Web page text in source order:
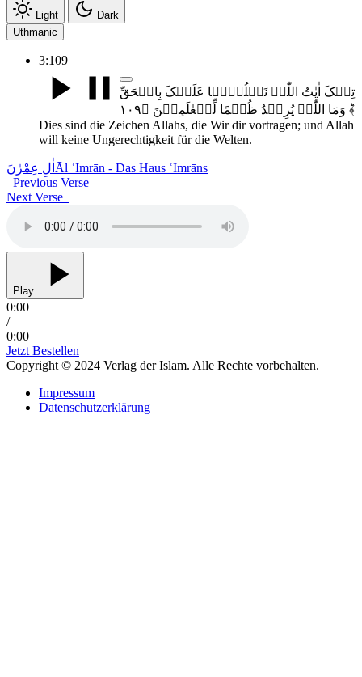
Light
Dark
Uthmanic
3:109
تِلۡکَ اٰیٰتُ اللّٰہِ نَتۡلُوۡہَا عَلَیۡکَ بِالۡحَقِّ
ؕ وَمَا اللّٰہُ یُرِیۡدُ ظُلۡمًا لِّلۡعٰلَمِیۡنَ ﴿۱۰۹﴾
Dies sind die Zeichen Allahs, die Wir dir vortragen; und Allah
will keine Ungerechtigkeit für die Welten.
اٰلِ عِمْرٰنَ Āl ʿImrān - Das Haus ʿImrāns
Previous Verse
Next Verse
Play
0:00
/
0:00
Jetzt Bestellen
Copyright © 2024 Verlag der Islam. Alle Rechte vorbehalten.
Impressum
Datenschutzerklärung